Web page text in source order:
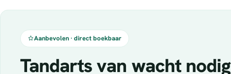
Aanbevolen · direct boekbaar
Tandarts van wacht nodig